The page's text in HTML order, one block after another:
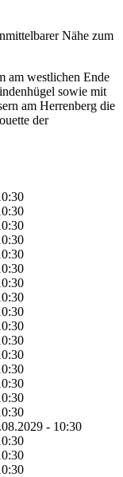
Nähe zum
am westlichen Ende
sowie mit
am Herrenberg die
der
- 10:30